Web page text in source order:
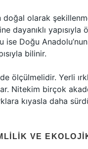
olarak
dayanıklı yapısıyla
ise Doğu
bilinir.
Yerli
Nitekim birçok
kıyasla daha
VE